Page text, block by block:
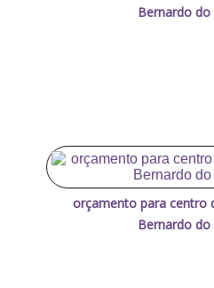
Bernardo do
orçamento para centro
Bernardo do